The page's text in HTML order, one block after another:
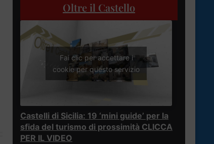
Oltre il Castello
Fai clic per accettare i
cookie per questo servizio
Castelli di Sicilia: 19 ‘mini guide’ per la
sfida del turismo di prossimità CLICCA
PER IL VIDEO